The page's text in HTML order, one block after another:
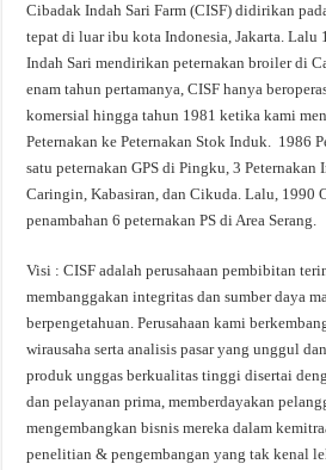
Cibadak Indah Sari Farm (CISF) didirikan
tepat di luar ibu kota Indonesia, Jakarta. Lalu
Indah Sari mendirikan peternakan broiler di
enam tahun pertamanya, CISF hanya
komersial hingga tahun 1981 ketika kami
Peternakan ke Peternakan Stok Induk. 1986
satu peternakan GPS di Pingku, 3
Caringin, Kabasiran, dan Cikuda. Lalu, 1990
penambahan 6 peternakan PS di Area Serang.
Visi : CISF adalah perusahaan pembibitan
membanggakan integritas dan sumber daya
berpengetahuan. Perusahaan kami
wirausaha serta analisis pasar yang unggul
produk unggas berkualitas tinggi disertai
dan pelayanan prima, memberdayakan
mengembangkan bisnis mereka dalam
penelitian & pengembangan yang tak kenal